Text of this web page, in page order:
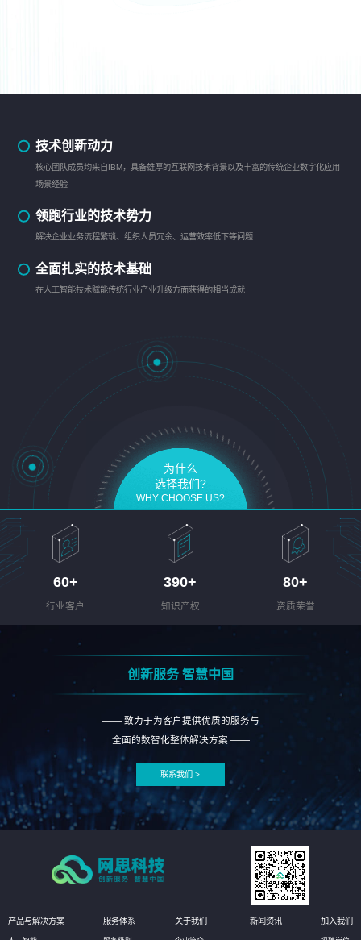
技术创新动力
核心团队成员均来自IBM，具备雄厚的互联网技术背景以及丰富的传统企业数字化应用
场景经验
领跑行业的技术势力
解决企业业务流程繁琐、组织人员冗余、运营效率低下等问题
全面扎实的技术基础
在人工智能技术赋能传统行业产业升级方面获得的相当成就
为什么
选择我们?
WHY CHOOSE US?
60+
行业客户
390+
知识产权
80+
资质荣誉
创新服务 智慧中国
—— 致力于为客户提供优质的服务与
全面的数智化整体解决方案 ——
联系我们 >
产品与解决方案 服务体系 关于我们 新闻资讯 加入我们